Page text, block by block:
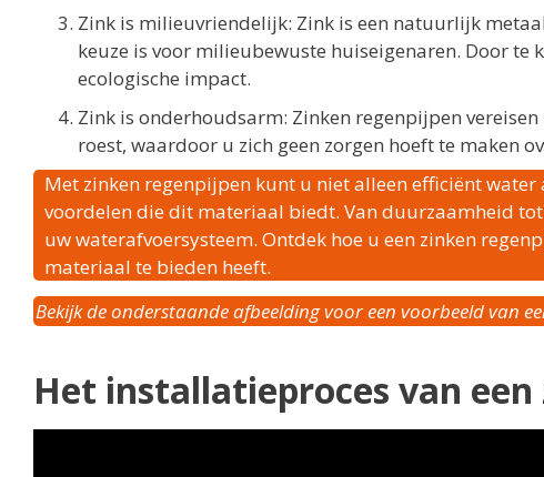
Zink is milieuvriendelijk: Zink is een natuurlijk
keuze is voor milieubewuste huiseigenaren. Door
ecologische impact.
Zink is onderhoudsarm: Zinken regenpijpen
roest, waardoor u zich geen zorgen hoeft te maken
Met zinken regenpijpen kunt u niet alleen efficiënt
voordelen die dit materiaal biedt. Van duurzaamheid
uw waterafvoersysteem. Ontdek hoe u een zinken
materiaal te bieden heeft.
Bekijk de onderstaande afbeelding voor een voorbeeld van
Het installatieproces van